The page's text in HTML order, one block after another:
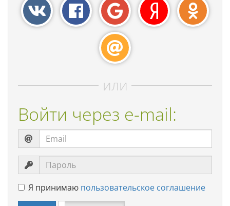
или
Войти через e-mail:
Я принимаю пользовательское соглашение